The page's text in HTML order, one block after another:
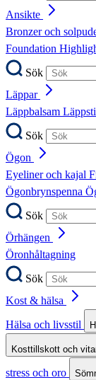
Ansikte
Bronzer och
Foundation
Sök
Läppar
Läppbalsam
Sök
Ögon
Eyeliner och kajal
Ögonbrynspenna
Sök
Örhängen
Öronhåltagning
Sök
Kost & hälsa
Hälsa och livsstil
Kosttillskott och
stress och oro